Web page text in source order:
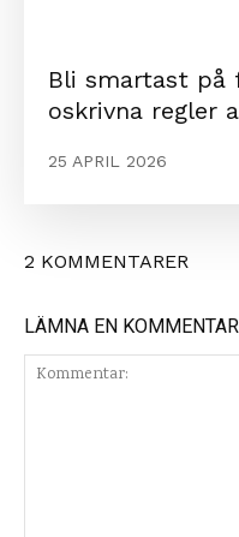
Bli smartast på
oskrivna regler
25 APRIL 2026
2 KOMMENTARER
LÄMNA EN KOMMENTAR